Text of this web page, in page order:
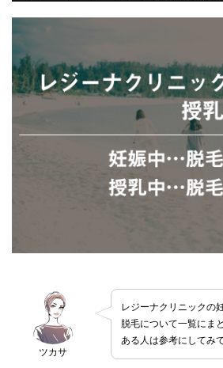
ツカサ
レジーナクリニックの
脱毛について一覧にま
ある人は参考にしてみて